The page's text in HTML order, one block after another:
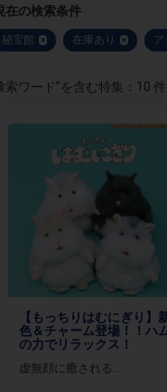
在の検索条件
秘宝館 × 在庫あり × ア
索ワード”を含む特集：10 件
【もっちりはむにぎり】
色＆チャーム登場！！ハ
の力でリラックス！
虚無顔に癒される…